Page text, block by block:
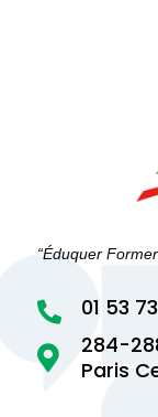
“Éduquer


284-
Paris
01 53